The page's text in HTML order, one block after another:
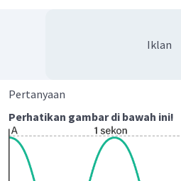
Iklan
Pertanyaan
Perhatikan gambar di bawah ini!